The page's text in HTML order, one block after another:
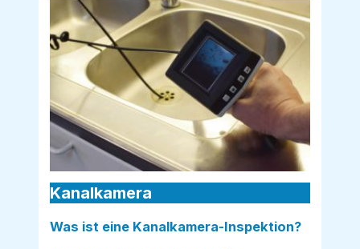
Kanalkamera
Was ist eine Kanalkamera-Inspektion?